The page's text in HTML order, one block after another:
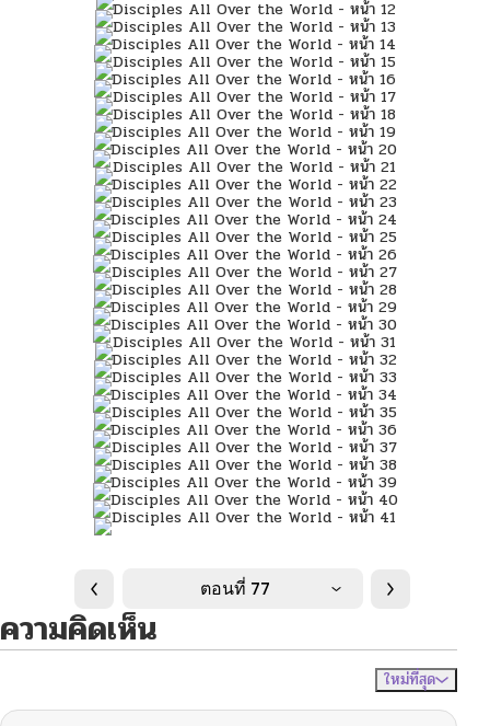
ตอนที่ 77
ความคิดเห็น
ใหม่ที่สุด